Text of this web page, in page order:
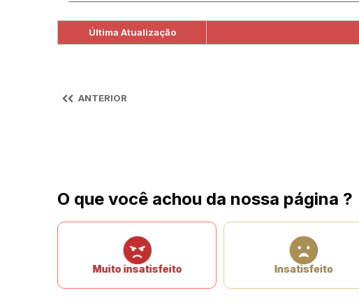
Última Atualização
ANTERIOR
O que você achou da nossa página ?
Muito insatisfeito Insatisfeito